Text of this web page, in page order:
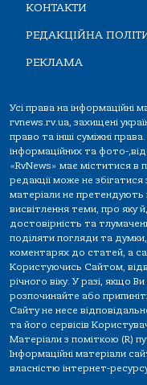
КОНТАКТИ
РЕДАКЦІЙНА
РЕКЛАМА
Усі права на інформаційні
rvnews.rv.ua, захищені
право та інші суміжні
інформаційних та фото-
«RvNews» має міститися в
редакції може не
матеріали не претендують
висвітлення теми, про яку
достовірність та
поділяти погляди та
коментарях до статей, а
Користуючись Сайтом,
річного віку. У разі, якщо
розпочинайте або
Сайту не несе
та його сервісів
Матеріали з поміткою (R)
Інформаційні матеріали
власністю інтернет-